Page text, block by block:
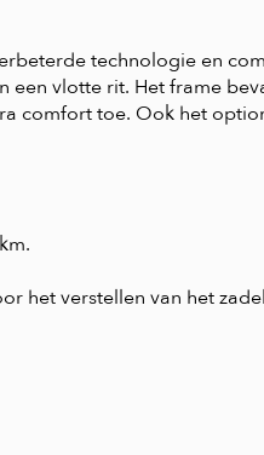
technologie en
een vlotte rit. Het frame
comfort toe. Ook het
het verstellen van het